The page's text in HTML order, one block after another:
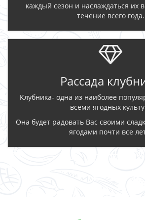
каждый сезон и наслаждаться их
течение всего года.
Рассада
Клубника- одна из наиболее
всеми ягодных
Она будет радовать Вас своими
ягодами почти все